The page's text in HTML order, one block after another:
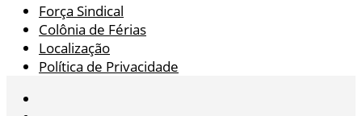
Força Sindical
Colônia de Férias
Localização
Política de Privacidade